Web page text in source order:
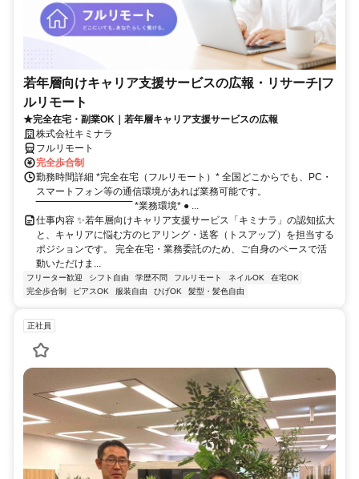
若年層向けキャリア支援サービスの広報・リサーチ|フ
ルリモート
★完全在宅・副業OK｜若年層キャリア支援サービスの広報
株式会社キミナラ
フルリモート
完全歩合制
勤務時間詳細 *完全在宅（フルリモート）* 全国どこからでも、PC・
スマートフォン等の通信環境があれば業務可能です。
‾‾‾‾‾‾‾‾‾‾‾‾‾‾‾‾‾‾‾‾‾‾‾‾‾‾‾‾‾‾ *業務環境* ● ...
仕事内容 ✨若年層向けキャリア支援サービス「キミナラ」の認知拡大
と、キャリアに悩む方のヒアリング・送客（トスアップ）を担当する
ポジションです。 完全在宅・業務委託のため、ご自身のペースで活
動いただけま...
フリーター歓迎 シフト自由 学歴不問 フルリモート ネイルOK
在宅OK
完全歩合制
ピアスOK 服装自由 ひげOK 髪型・髪色自由
正社員